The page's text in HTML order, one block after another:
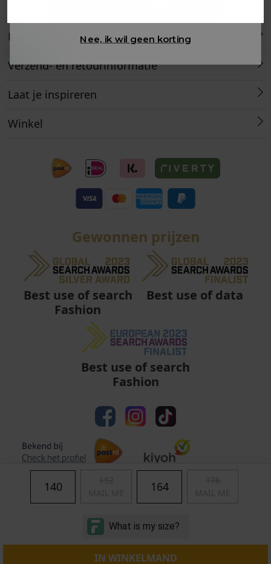
140 164
IN WINKELMAND
Retourneren
Verzend- en retourinformatie
Laat je inspireren
Winkel
Gewonnen prijzen
Best use of search
Fashion
Best use of data
Best use of search
Fashion
Algemene voorwaarden | Privacy
© Copyright 2011 - 2026 Soccerfanshop
Nee, ik wil geen korting